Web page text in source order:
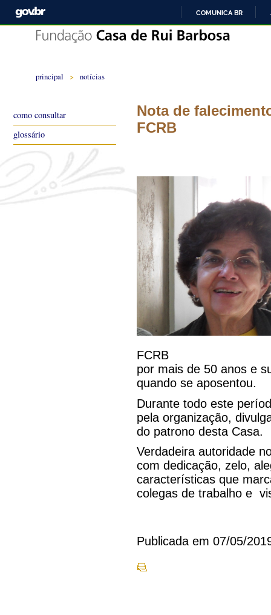
COMUNICA BR
principal > notícias
Nota de
FCRB
FCRB
por mais de 50 anos e
quando se aposentou.
Durante todo este
pela organização,
do patrono desta Casa.
Verdadeira autoridade
com dedicação, zelo,
características que
colegas de trabalho e
Publicada em 07/05/
como consultar
glossário